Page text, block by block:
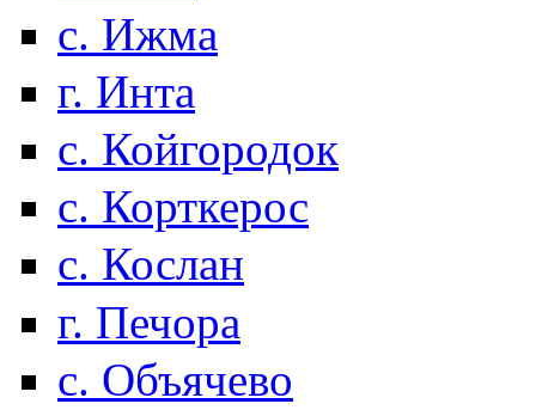
с. Ижма
г. Инта
с. Койгородок
с. Корткерос
с. Кослан
г. Печора
с. Объячево